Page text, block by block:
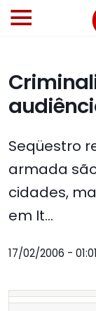
Seqüestro
armada
cidades,
em It...
17/02/2006 - 01:01